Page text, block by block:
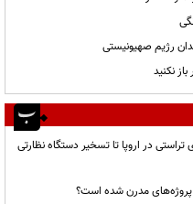
رژیم صهیونیستی
نکنید
در اروپا تا تسخیر دستگاه نظارتی
پروژه‌های مدرن شده است؟